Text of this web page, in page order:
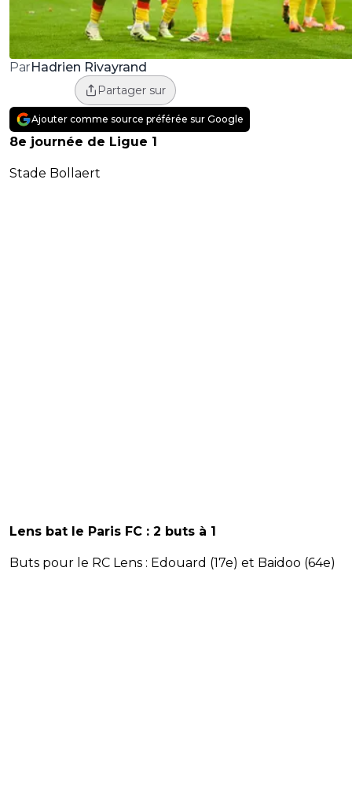
ParHadrien Rivayrand
Partager sur
Ajouter comme source préférée sur Google
8e journée de Ligue 1
Stade Bollaert
Lens bat le Paris FC : 2 buts à 1
Buts pour le RC Lens : Edouard (17e) et Baidoo (64e)